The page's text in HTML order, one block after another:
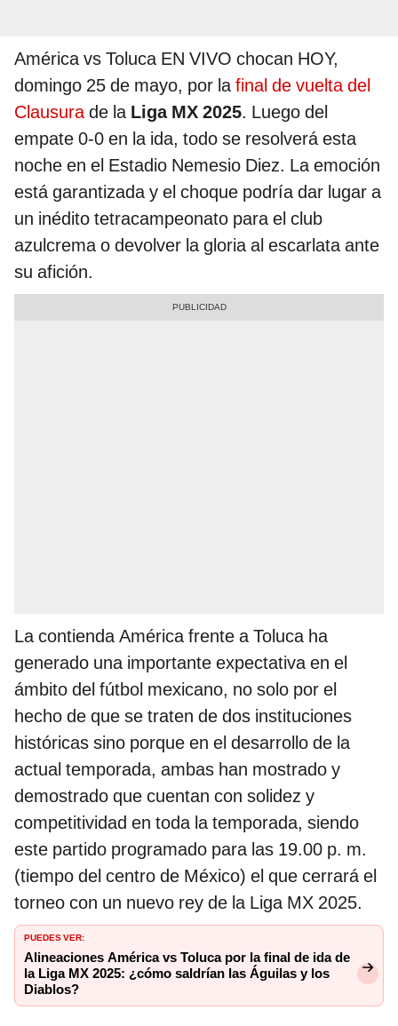
América vs Toluca EN VIVO chocan HOY,
domingo 25 de mayo, por lafinal de vuelta del
Clausurade la Liga MX 2025. Luego del
empate 0-0 en la ida, todo se resolverá esta
noche en el Estadio Nemesio Diez. La emoción
está garantizada y el choque podría dar lugar a
un inédito tetracampeonato para el club
azulcrema o devolver la gloria al escarlata ante
su afición.
La contienda América frente a Toluca ha
generado una importante expectativa en el
ámbito del fútbol mexicano, no solo por el
hecho de que se traten de dos instituciones
históricas sino porque en el desarrollo de la
actual temporada, ambas han mostrado y
demostrado que cuentan con solidez y
competitividad en toda la temporada, siendo
este partido programado para las 19.00 p. m.
(tiempo del centro de México) el que cerrará el
torneo con un nuevo rey de la Liga MX 2025.
PUEDES VER:
Alineaciones América vs Toluca por la final de ida de
la Liga MX 2025: ¿cómo saldrían las Águilas y los
Diablos?